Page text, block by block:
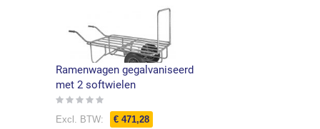
Ramenwagen gegalvaniseerd
met 2 softwielen
Rating:
€ 471,28